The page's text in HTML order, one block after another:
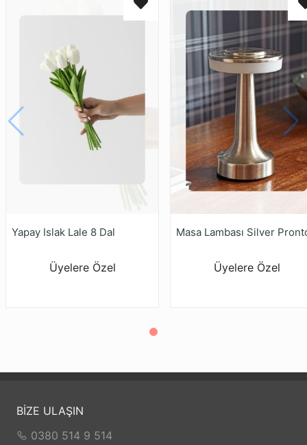
Yapay Islak Lale 8 Dal
Üyelere Özel
Masa Lambası Silver
Üyelere Özel
BİZE ULAŞIN
0380 514 9 514